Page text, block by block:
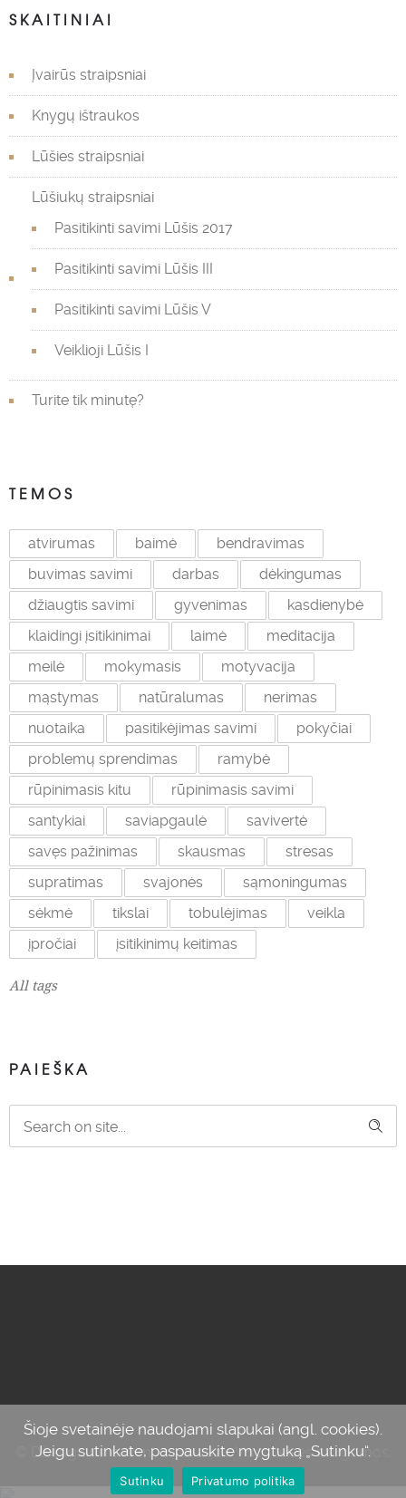
SKAITINIAI
Įvairūs straipsniai
Knygų ištraukos
Lūšies straipsniai
Lūšiukų straipsniai
Pasitikinti savimi Lūšis 2017
Pasitikinti savimi Lūšis III
Pasitikinti savimi Lūšis V
Veiklioji Lūšis I
Turite tik minutę?
TEMOS
atvirumas baimė
bendravimas
buvimas savimi
darbas
dėkingumas
džiaugtis savimi
gyvenimas
kasdienybė
klaidingi įsitikinimai
laimė
meditacija
meilė
mokymasis
motyvacija
mąstymas
natūralumas
nerimas
nuotaika
pasitikėjimas savimi
pokyčiai
problemų sprendimas
ramybė
rūpinimasis kitu
rūpinimasis savimi
santykiai
saviapgaulė
savivertė
savęs pažinimas
skausmas
stresas
supratimas
svajonės
sąmoningumas
sėkmė
tikslai tobulėjimas
veikla
įpročiai
įsitikinimų keitimas
All tags
PAIEŠKA
© Džiaugiuosi savimi, 2012-2024. Visos teisės saugomos.
Šioje svetainėje naudojami slapukai (angl. cookies).
Jeigu sutinkate, paspauskite mygtuką „Sutinku“.
Sutinku Privatumo politika